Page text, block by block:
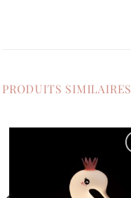
PRODUITS SIMILAIRES